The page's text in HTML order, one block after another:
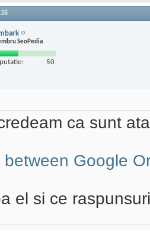
SeoPedia
50
ca sunt
between Google
el si ce